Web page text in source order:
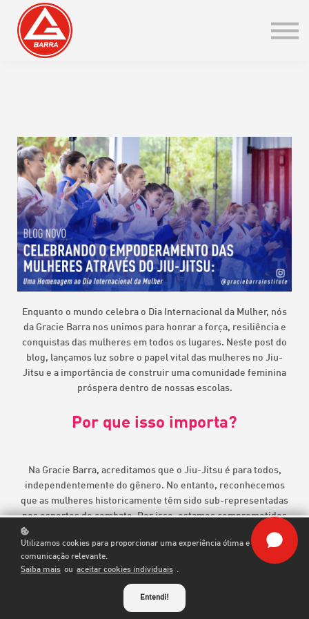
GB ONLINE
Enquanto o mundo celebra o Dia Internacional da Mulher, nós
da Gracie Barra nos unimos para honrar a força, resiliência e
conquistas das mulheres em todos os lugares. Neste post do
blog, lançamos luz sobre o papel vital das mulheres no Jiu-
Jitsu e a importância de construir uma comunidade feminina
próspera dentro de nossas escolas.
Por que isso importa?
Na Gracie Barra, acreditamos que o Jiu-Jitsu é para todos,
independentemente do gênero. No entanto, reconhecemos
que as mulheres historicamente têm sido sub-representadas
nos esportes de combate. Por isso, estamos comprometidos
em criar um ambiente onde as mulheres se sintam
empoderadas para abraçar a arte do Jiu-Jitsu e prosperar nos
Imagine entrar em uma escola onde as mulheres não são
apenas bem-vindas, mas celebradas. Onde mães, irmãs e filhas
Utilizamos cookies para proporcionar uma experiência ótima e
comunicação relevante.
Saiba mais ou aceitar cookies individuais .
Entendi!